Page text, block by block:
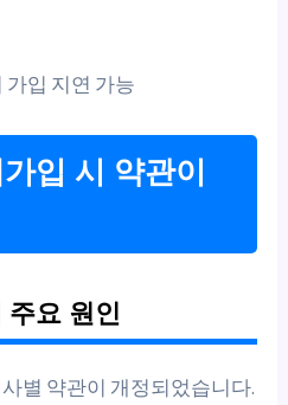
입 지연 가능
입 시 약관이
주요 원인
별 약관이 개정되었습니다.